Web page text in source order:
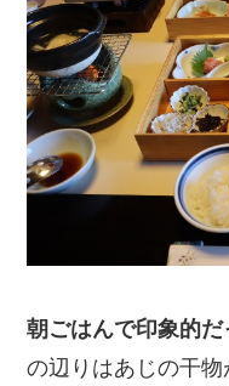
朝ごはんで印象的だ
の辺りはあじの干